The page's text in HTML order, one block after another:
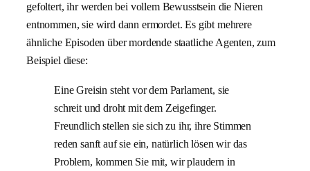
gefoltert, ihr werden bei vollem Bewusstsein die Nieren
entnommen, sie wird dann ermordet. Es gibt mehrere
ähnliche Episoden über mordende staatliche Agenten, zum
Beispiel diese:
Eine Greisin steht vor dem Parlament, sie
schreit und droht mit dem Zeigefinger.
Freundlich stellen sie sich zu ihr, ihre Stimmen
reden sanft auf sie ein, natürlich lösen wir das
Problem, kommen Sie mit, wir plaudern in